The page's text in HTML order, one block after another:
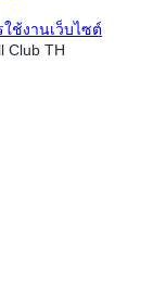
ช้งานเว็บไซต์
Club TH